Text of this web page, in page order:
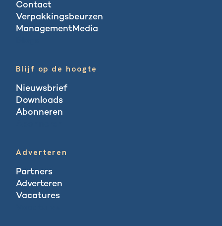
Contact
Verpakkingsbeurzen
ManagementMedia
Blijf op de hoogte
Nieuwsbrief
Downloads
Abonneren
Adverteren
Partners
Adverteren
Vacatures